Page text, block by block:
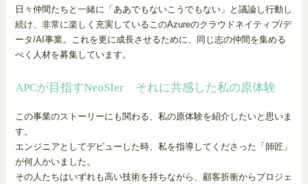
日々仲間たちと一緒に「ああでもないこうでもない」と議論し行動し
続け、非常に楽しく充実しているこのAzureのクラウドネイティブ/デ
ータ/AI事業。これを更に成長させるために、同じ志の仲間を集める
べく人材を募集しています。
APCが目指すNeoSIer それに共感した私の原体験
この事業のストーリーにも関わる、私の原体験を紹介したいと思いま
す。
エンジニアとしてデビューした時、私を指導してくださった「師匠」
が何人かいました。
その人たちはいずれも高い技術を持ちながら、顧客折衝からプロジェ